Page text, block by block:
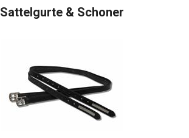
Sattelgurte & Schoner